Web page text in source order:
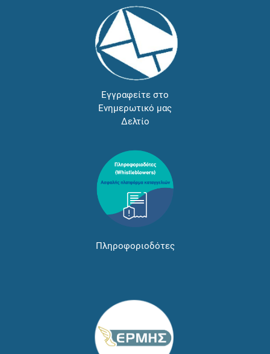
Εγγραφείτε στο
Ενημερωτικό μας
Δελτίο
Πληροφοριοδότες